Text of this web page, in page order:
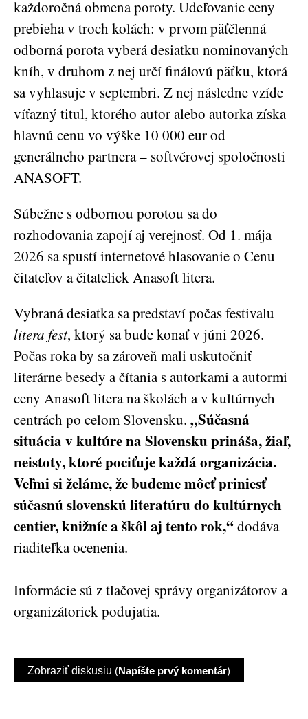
každoročná obmena poroty. Udeľovanie ceny
prebieha v troch kolách: v prvom päťčlenná
odborná porota vyberá desiatku nominovaných
kníh, v druhom z nej určí finálovú päťku, ktorá
sa vyhlasuje v septembri. Z nej následne vzíde
víťazný titul, ktorého autor alebo autorka získa
hlavnú cenu vo výške 10 000 eur od
generálneho partnera – softvérovej spoločnosti
ANASOFT.
Súbežne s odbornou porotou sa do
rozhodovania zapojí aj verejnosť. Od 1. mája
2026 sa spustí internetové hlasovanie o Cenu
čitateľov a čitateliek Anasoft litera.
Vybraná desiatka sa predstaví počas festivalu
litera fest, ktorý sa bude konať v júni 2026.
Počas roka by sa zároveň mali uskutočniť
literárne besedy a čítania s autorkami a autormi
ceny Anasoft litera na školách a v kultúrnych
centrách po celom Slovensku. „Súčasná
situácia v kultúre na Slovensku prináša, žiaľ,
neistoty, ktoré pociťuje každá organizácia.
Veľmi si želáme, že budeme môcť priniesť
súčasnú slovenskú literatúru do kultúrnych
centier, knižníc a škôl aj tento rok,“dodáva
riaditeľka ocenenia.
Informácie sú z tlačovej správy organizátorov a
organizátoriek podujatia.
Zobraziť diskusiu (Napíšte prvý komentár)